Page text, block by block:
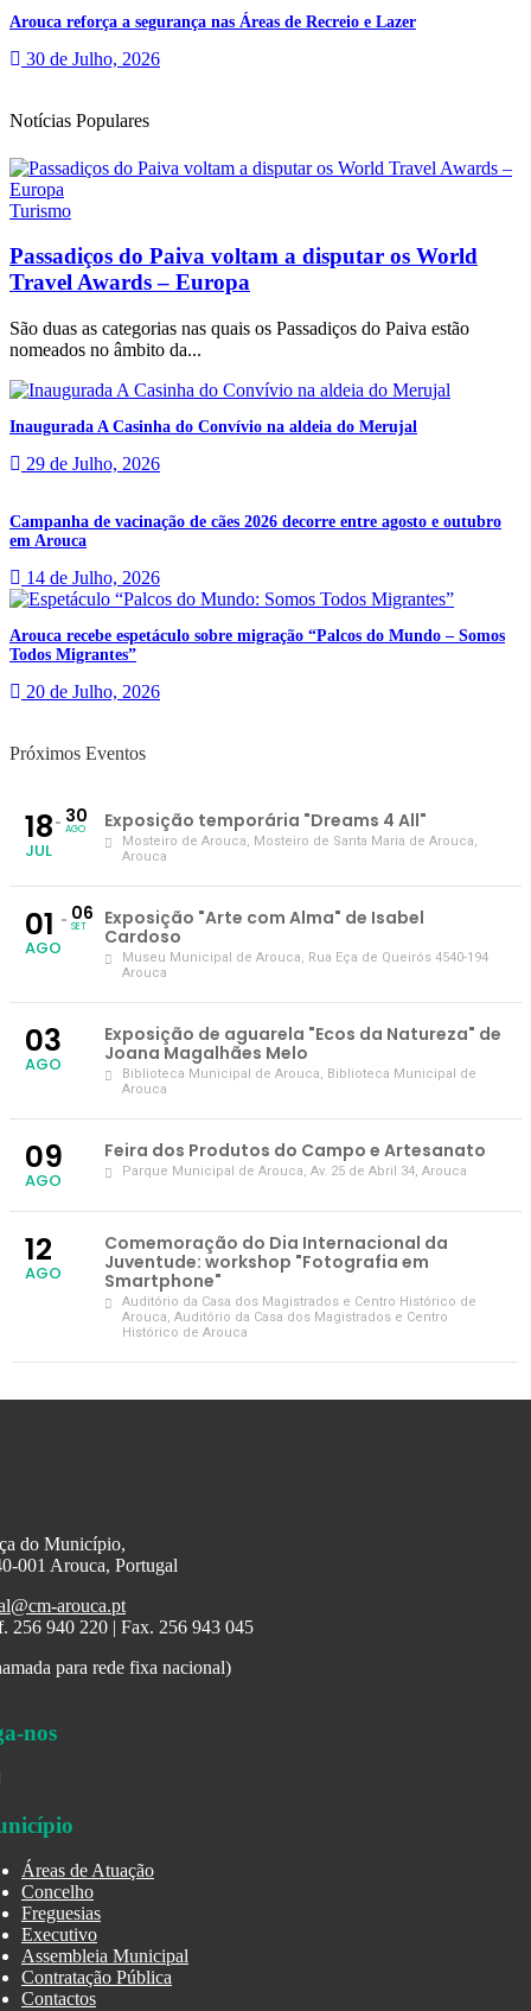
Arouca reforça a segurança nas Áreas de Recreio e Lazer
30 de Julho, 2026
Notícias Populares
Turismo
Passadiços do Paiva voltam a disputar os World
Travel Awards – Europa
São duas as categorias nas quais os Passadiços do Paiva estão
nomeados no âmbito da...
Inaugurada A Casinha do Convívio na aldeia do Merujal
29 de Julho, 2026
Campanha de vacinação de cães 2026 decorre entre agosto e outubro
em Arouca
14 de Julho, 2026
Arouca recebe espetáculo sobre migração “Palcos do Mundo – Somos
Todos Migrantes”
20 de Julho, 2026
Próximos Eventos
18
JUL
30
AGO Exposição temporária "Dreams 4 All"
Mosteiro de Arouca, Mosteiro de Santa Maria de Arouca,
Arouca
01
AGO
06
SET
Exposição "Arte com Alma" de Isabel
Cardoso
Museu Municipal de Arouca, Rua Eça de Queirós 4540-194
Arouca
03
AGO
Exposição de aguarela "Ecos da Natureza" de
Joana Magalhães Melo
Biblioteca Municipal de Arouca, Biblioteca Municipal de
Arouca
09
AGO
Feira dos Produtos do Campo e Artesanato
Parque Municipal de Arouca, Av. 25 de Abril 34, Arouca
12
AGO
Comemoração do Dia Internacional da
Juventude: workshop "Fotografia em
Smartphone"
Auditório da Casa dos Magistrados e Centro Histórico de
Arouca, Auditório da Casa dos Magistrados e Centro
Histórico de Arouca
do Município,
001 Arouca, Portugal
arouca.pt
256 940 220 | Fax. 256 943 045
para rede fixa nacional)
nos
Áreas de Atuação
Concelho
Freguesias
Executivo
Assembleia Municipal
Contratação Pública
Contactos